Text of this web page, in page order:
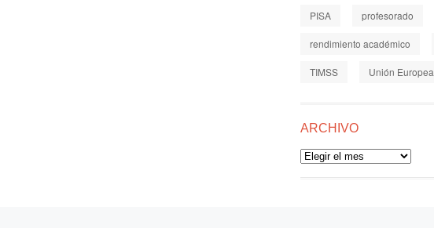
PISA profesorado
rendimiento académico
TIMSS Unión Europea
ARCHIVO
Archivo